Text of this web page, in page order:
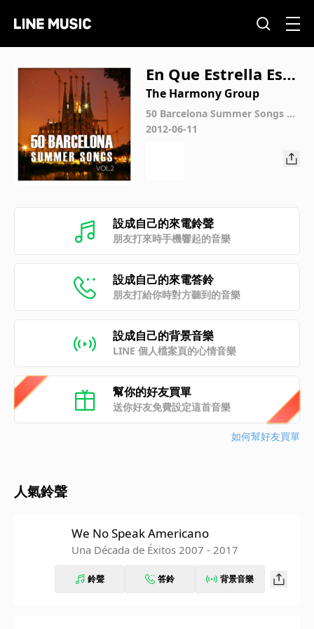
En Que Estrella Esta
rá
The Harmony Group
50 Barcelona Summer Songs Vo
l. 2
2012-06-11
設成自己的來電鈴聲
朋友打來時手機響起的音樂
設成自己的來電答鈴
朋友打給你時對方聽到的音樂
設成自己的背景音樂
LINE 個人檔案頁的心情音樂
幫你的好友買單
送你好友免費設定這首音樂
如何幫好友買單
人氣鈴聲
We No Speak Americano
Una Década de Éxitos 2007 - 2017
鈴聲 答鈴 背景音樂